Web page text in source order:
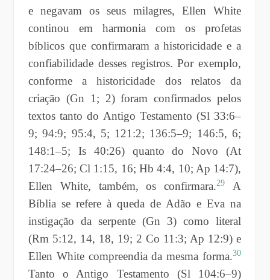
e negavam os seus milagres, Ellen White
continou em harmonia com os profetas
bíblicos que confirmaram a historicidade e a
confiabilidade desses registros. Por exemplo,
conforme a historicidade dos relatos da
criação (Gn 1; 2) foram confirmados pelos
textos tanto do Antigo Testamento (Sl 33:6–
9; 94:9; 95:4, 5; 121:2; 136:5–9; 146:5, 6;
148:1–5; Is 40:26) quanto do Novo (At
17:24–26; Cl 1:15, 16; Hb 4:4, 10; Ap 14:7),
Ellen White, também, os confirmara.29
A
Bíblia se refere à queda de Adão e Eva na
instigação da serpente (Gn 3) como literal
(Rm 5:12, 14, 18, 19; 2 Co 11:3; Ap 12:9) e
Ellen White compreendia da mesma forma.30
Tanto o Antigo Testamento (Sl 104:6–9)